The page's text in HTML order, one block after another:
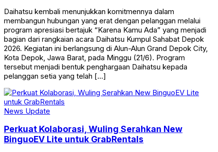
Daihatsu kembali menunjukkan komitmennya dalam
membangun hubungan yang erat dengan pelanggan melalui
program apresiasi bertajuk “Karena Kamu Ada” yang menjadi
bagian dari rangkaian acara Daihatsu Kumpul Sahabat Depok
2026. Kegiatan ini berlangsung di Alun-Alun Grand Depok City,
Kota Depok, Jawa Barat, pada Minggu (21/6). Program
tersebut menjadi bentuk penghargaan Daihatsu kepada
pelanggan setia yang telah […]
News Update
Perkuat Kolaborasi, Wuling Serahkan New
BinguoEV Lite untuk GrabRentals